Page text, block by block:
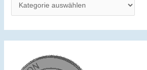
e
:
h
e